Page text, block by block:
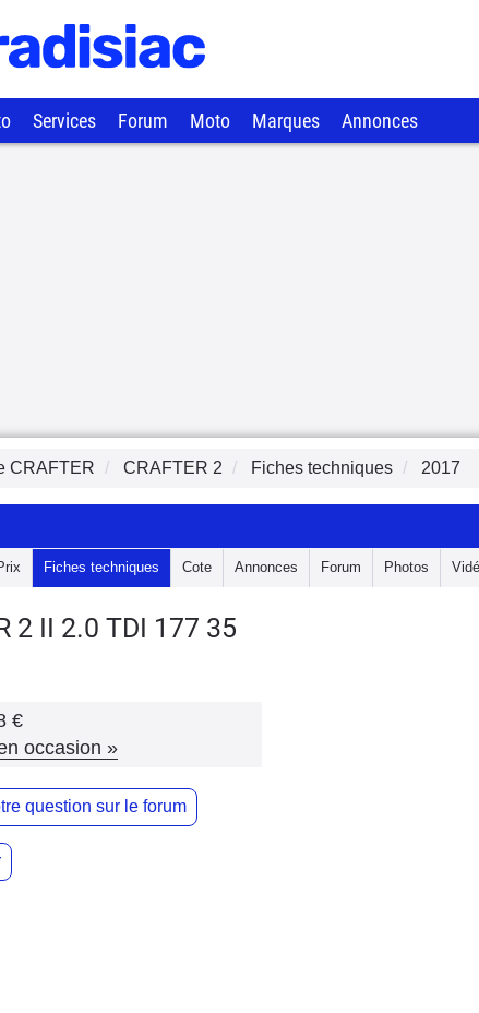
Services Forum Moto Marques Annonces
CRAFTER CRAFTER 2 Fiches techniques 2017
Fiches techniques Cote Annonces Forum Photos
2 II 2.0 TDI 177 35
€
occasion »
question sur le forum